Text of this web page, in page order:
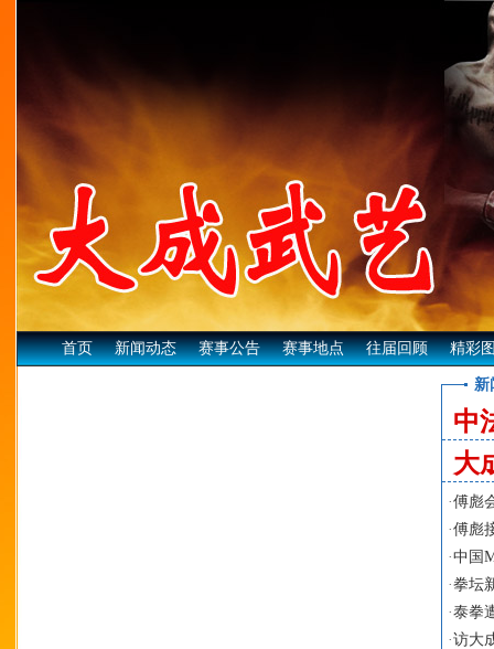
首页 新闻动态 赛事公告 赛事地点 往届回顾 精彩
中
大
·傅彪
·傅彪
·中国
·拳坛
·泰拳
·访大